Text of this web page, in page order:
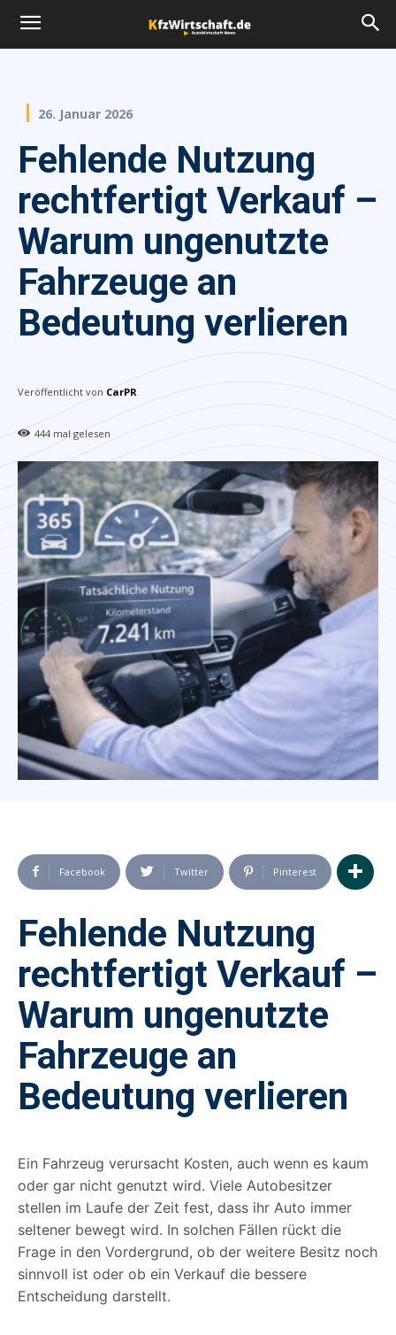
26. Januar 2026
Fehlende Nutzung
rechtfertigt Verkauf –
Warum ungenutzte
Fahrzeuge an
Bedeutung verlieren
Veröffentlicht von CarPR
444 mal gelesen
Facebook Twitter Pinterest
Fehlende Nutzung
rechtfertigt Verkauf –
Warum ungenutzte
Fahrzeuge an
Bedeutung verlieren
Ein Fahrzeug verursacht Kosten, auch wenn es kaum
oder gar nicht genutzt wird. Viele Autobesitzer
stellen im Laufe der Zeit fest, dass ihr Auto immer
seltener bewegt wird. In solchen Fällen rückt die
Frage in den Vordergrund, ob der weitere Besitz noch
sinnvoll ist oder ob ein Verkauf die bessere
Entscheidung darstellt.